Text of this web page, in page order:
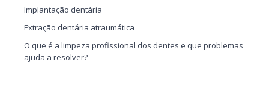
Implantação dentária
Extração dentária atraumática
O que é a limpeza profissional dos dentes e que problemas
ajuda a resolver?